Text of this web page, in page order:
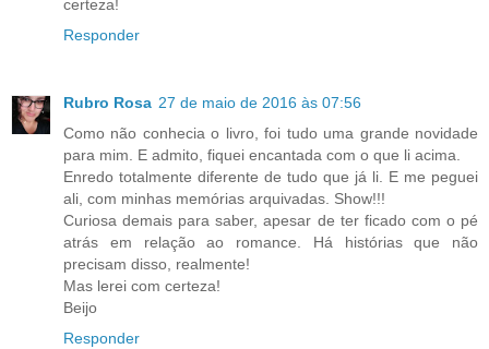
certeza!
Responder
Rubro Rosa 27 de maio de 2016 às 07:56
Como não conhecia o livro, foi tudo uma grande novidade
para mim. E admito, fiquei encantada com o que li acima.
Enredo totalmente diferente de tudo que já li. E me peguei
ali, com minhas memórias arquivadas. Show!!!
Curiosa demais para saber, apesar de ter ficado com o pé
atrás em relação ao romance. Há histórias que não
precisam disso, realmente!
Mas lerei com certeza!
Beijo
Responder